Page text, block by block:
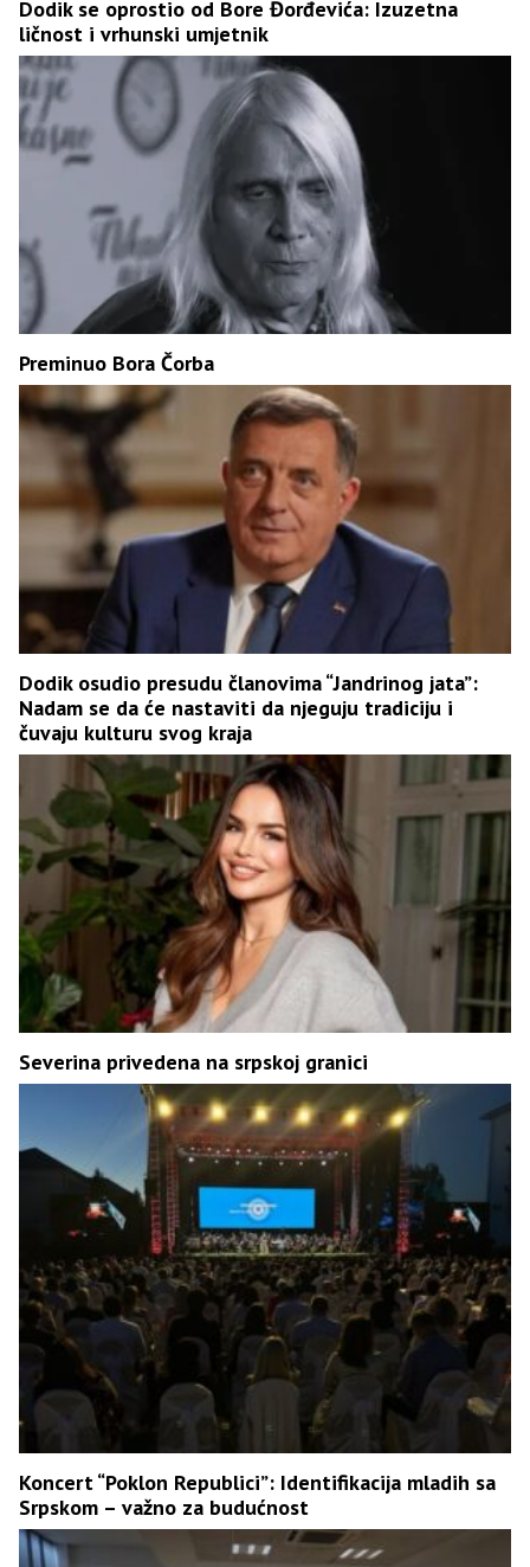
Dodik se oprostio od Bore Đorđevića: Izuzetna
ličnost i vrhunski umjetnik
Preminuo Bora Čorba
Dodik osudio presudu članovima “Jandrinog jata”:
Nadam se da će nastaviti da njeguju tradiciju i
čuvaju kulturu svog kraja
Severina privedena na srpskoj granici
Koncert “Poklon Republici”: Identifikacija mladih sa
Srpskom – važno za budućnost